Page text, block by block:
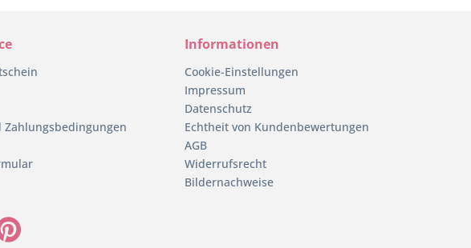
Zahlungsbedingungen
Informationen
Cookie-Einstellungen
Impressum
Datenschutz
Echtheit von Kundenbewertungen
AGB
Widerrufsrecht
Bildernachweise